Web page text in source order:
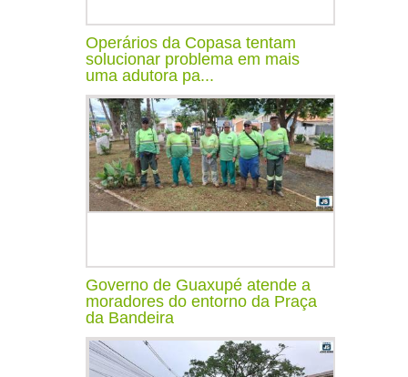
Operários da Copasa tentam
solucionar problema em mais
uma adutora pa...
Governo de Guaxupé atende a
moradores do entorno da Praça
da Bandeira